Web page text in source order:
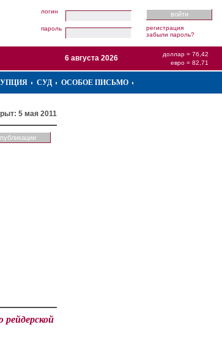
логин
пароль
регистрация
забыли пароль?
доллар = 76,42
евро = 82,71
6 августа 2026
СУД ОСОБОЕ ПИСЬМО
5 мая 2011
публикации
рейдерской